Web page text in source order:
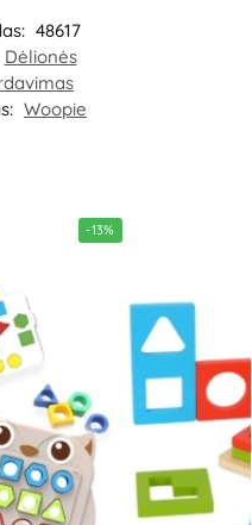
48617
Dėlionės
Woopie
-13%